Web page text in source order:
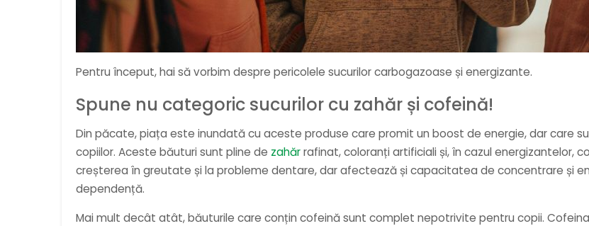
Pentru început, hai să vorbim despre pericolele sucurilor carbogazoase și energizante.
Spune nu categoric sucurilor cu zahăr și cofeină!
Din păcate, piața este inundată cu aceste produse care promit un boost de energie, dar care
copiilor. Aceste băuturi sunt pline de zahărrafinat, coloranți artificiali și, în cazul energizantelor,
creșterea în greutate și la probleme dentare, dar afectează și capacitatea de concentrare și
dependență.
Mai mult decât atât, băuturile care conțin cofeină sunt complet nepotrivite pentru copii.